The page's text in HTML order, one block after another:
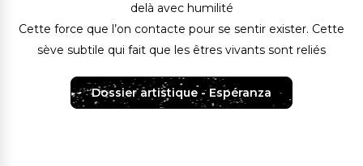
delà avec humilité
Cette force que l’on contacte pour se sentir exister. Cette
sève subtile qui fait que les êtres vivants sont reliés
Dossier artistique - Espéranza